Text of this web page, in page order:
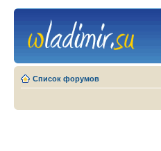
Список форумов